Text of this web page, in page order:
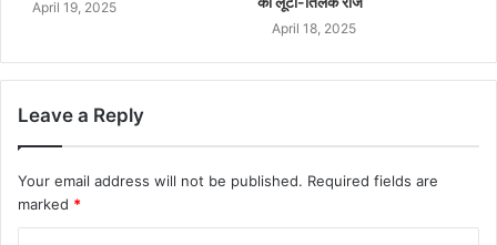
April 19, 2025
April 18, 2025
Leave a Reply
Your email address will not be published. Required fields are
marked *